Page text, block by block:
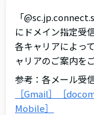
「
にドメイン指定受
各キャリアによっ
ャリアのご案内を
参考：各メール受
［Gmail］
［
Mobile］